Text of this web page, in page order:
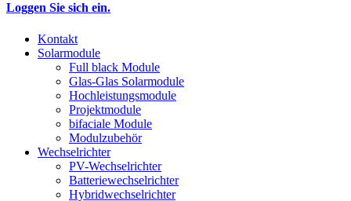
Loggen Sie sich ein.
Kontakt
Solarmodule
Full black Module
Glas-Glas Solarmodule
Hochleistungsmodule
Projektmodule
bifaciale Module
Modulzubehör
Wechselrichter
PV-Wechselrichter
Batteriewechselrichter
Hybridwechselrichter